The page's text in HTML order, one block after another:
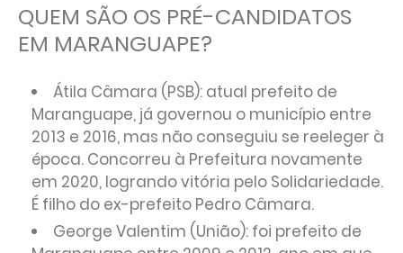
QUEM SÃO OS PRÉ-CANDIDATOS
EM MARANGUAPE?
Átila Câmara (PSB): atual prefeito de
Maranguape, já governou o município entre
2013 e 2016, mas não conseguiu se reeleger à
época. Concorreu à Prefeitura novamente
em 2020, logrando vitória pelo Solidariedade.
É filho do ex-prefeito Pedro Câmara.
George Valentim (União): foi prefeito de